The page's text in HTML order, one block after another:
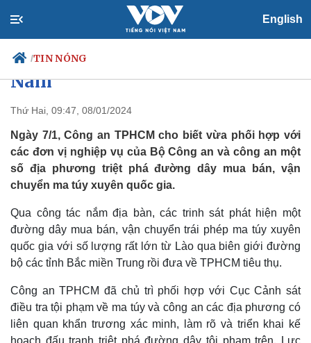
English
/TIN NÓNG
Chính trị
Đảng
Tổ chức nhân sự
Quốc hội
Nhận diện sự thật
Xã hội
Tin 24h
Dự báo thời tiết
Việc làm
Biển đảo
Phá đường dây vận chuyển hơn
290kg ma túy từ Lào về Việt
Nam
Thứ Hai, 09:47, 08/01/2024
Ngày 7/1, Công an TPHCM cho biết vừa phối hợp với
các đơn vị nghiệp vụ của Bộ Công an và công an một
số địa phương triệt phá đường dây mua bán, vận
chuyển ma túy xuyên quốc gia.
Qua công tác nắm địa bàn, các trinh sát phát hiện một
đường dây mua bán, vận chuyển trái phép ma túy xuyên
quốc gia với số lượng rất lớn từ Lào qua biên giới đường
bộ các tỉnh Bắc miền Trung rồi đưa về TPHCM tiêu thụ.
Công an TPHCM đã chủ trì phối hợp với Cục Cảnh sát
điều tra tội phạm về ma túy và công an các địa phương có
liên quan khẩn trương xác minh, làm rõ và triển khai kế
hoạch đấu tranh triệt phá đường dây tội phạm trên. Lực